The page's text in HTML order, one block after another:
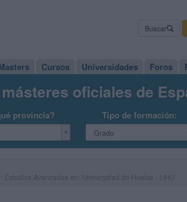
Buscar
Cursos Universidades Foros
oficiales de
provincia? Tipo de formación: